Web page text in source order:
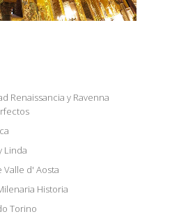
Renaissancia y Ravenna
Linda
Valle d' Aosta
Historia
Torino